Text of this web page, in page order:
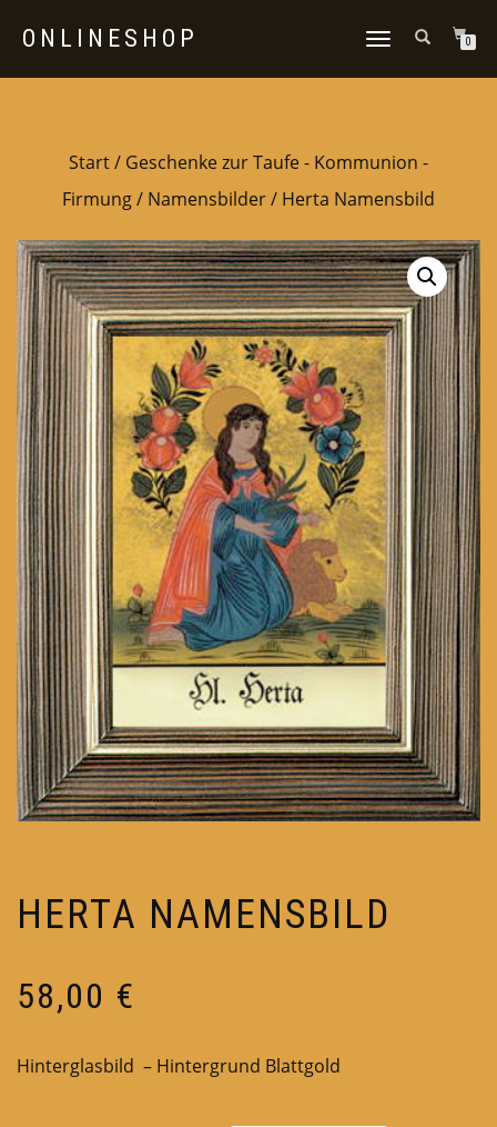
ONLINESHOP
NAVIGATION
0
Start/ Geschenke zur Taufe - Kommunion -
Firmung/ Namensbilder/ Herta Namensbild
HERTA NAMENSBILD
58,00 €
Hinterglasbild – Hintergrund Blattgold